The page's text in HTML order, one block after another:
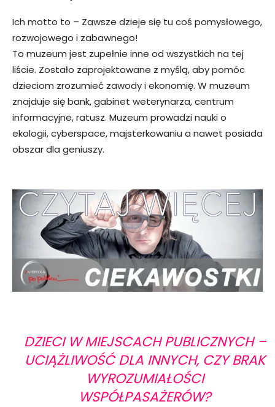
Ich motto to – Zawsze dzieje się tu coś pomysłowego,
rozwojowego i zabawnego!
To muzeum jest zupełnie inne od wszystkich na tej
liście. Zostało zaprojektowane z myślą, aby pomóc
dzieciom zrozumieć zawody i ekonomię. W muzeum
znajduje się bank, gabinet weterynarza, centrum
informacyjne, ratusz. Muzeum prowadzi nauki o
ekologii, cyberspace, majsterkowaniu a nawet posiada
obszar dla geniuszy.
DZIECI W MIEJSCACH PUBLICZNYCH –
UCIĄŻLIWOŚĆ DLA INNYCH, CZY BRAK
WYROZUMIAŁOŚCI
WSPÓŁPASAŻERÓW?